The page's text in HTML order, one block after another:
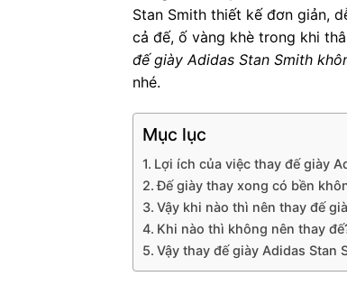
Stan Smith thiết kế đơn giản,
cả đế, ố vàng khè trong khi
đế giày Adidas Stan Smith
nhé.
Mục lục
Lợi ích của việc thay đế giày
Đế giày thay xong có bền
Vậy khi nào thì nên thay đế
Khi nào thì không nên thay
Vậy thay đế giày Adidas Stan